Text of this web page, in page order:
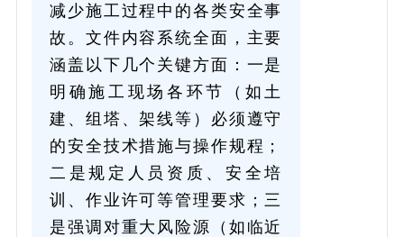
减少施工过程中的各类安全事
故。文件内容系统全面，主要
涵盖以下几个关键方面：一是
明确施工现场各环节（如土
建、组塔、架线等）必须遵守
的安全技术措施与操作规程；
二是规定人员资质、安全培
训、作业许可等管理要求；三
是强调对重大风险源（如临近